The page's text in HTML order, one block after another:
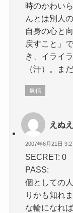
時のかわい
んとは別人
自身の心と
戻すこと」
き、イライ
（汗）。ま
返信
えぬ
2007年6月21日
SECRET: 0
PASS:
個としての
りかも知れ
な輪になれ